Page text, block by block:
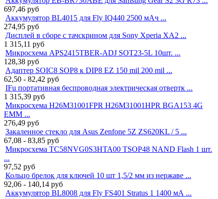
697,46 руб
Аккумулятор BL4015 для Fly IQ440 2500 мАч ...
274,95 руб
Дисплей в сборе с тачскрином для Sony Xperia XA2 ...
1 315,11 руб
Микросхема APS2415TBER-ADJ SOT23-5L 10шт. ...
128,38 руб
Адаптер SOIC8 SOP8 к DIP8 EZ 150 mil 200 mil ...
62,50 - 82,42 руб
IFu портативная беспроводная электрическая отвертк ...
1 315,39 руб
Микросхема H26M31001FPR H26M31001HPR BGA153 4G
EMM ...
276,49 руб
Закаленное стекло для Asus Zenfone 5Z ZS620KL / 5 ...
67,08 - 83,85 руб
Микросхема TC58NVG0S3HTA00 TSOP48 NAND Flash 1 шт.
...
97,52 руб
Кольцо брелок для ключей 10 шт 1,5/2 мм из нержаве ...
92,06 - 140,14 руб
Аккумулятор BL8008 для Fly FS401 Stratus 1 1400 мА ...